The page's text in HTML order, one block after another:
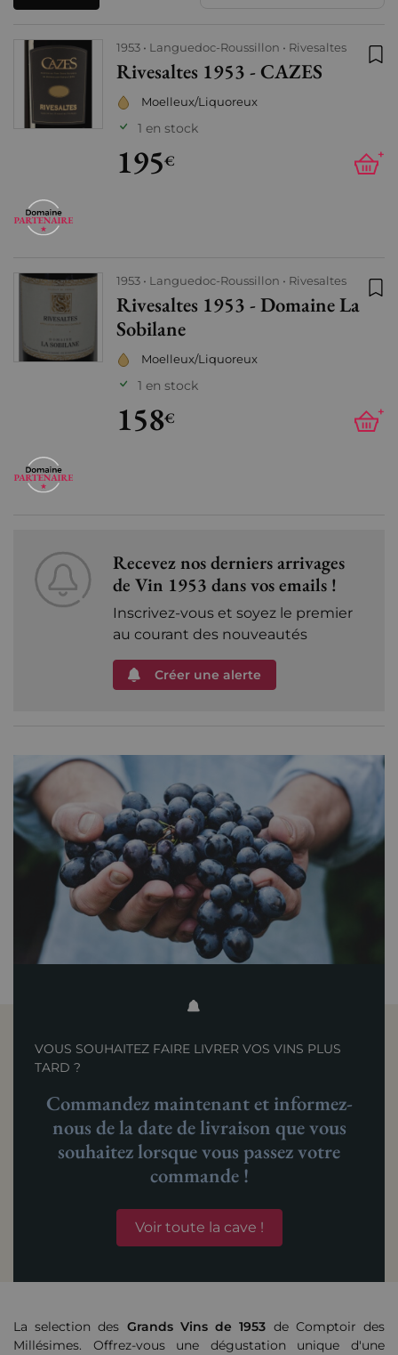
1953 Languedoc-Roussillon Rivesaltes
Rivesaltes 1953 - CAZES
Moelleux/Liquoreux
1 en stock
195€ +
1953 Languedoc-Roussillon Rivesaltes
Rivesaltes 1953 - Domaine La
Sobilane
Moelleux/Liquoreux
1 en stock
158€ +
Recevez nos derniers arrivages
de Vin 1953 dans vos emails !
Inscrivez-vous et soyez le premier
au courant des nouveautés
Créer une alerte
VOUS SOUHAITEZ FAIRE LIVRER VOS VINS PLUS
TARD ?
Commandez maintenant et informez-
nous de la date de livraison que vous
souhaitez lorsque vous passez votre
commande !
Voir toute la cave !
La selection des Grands Vins de 1953 de Comptoir des
Millésimes. Offrez-vous une dégustation unique d'une